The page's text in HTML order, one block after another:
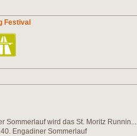
Festival
Sommerlauf wird das St. Moritz Runnin...
Engadiner Sommerlauf